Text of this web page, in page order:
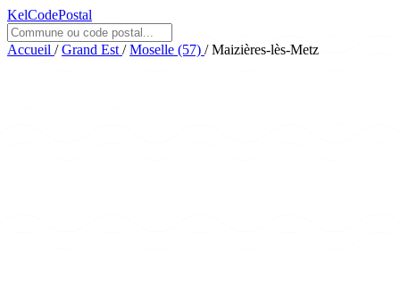
KelCodePostal
Accueil / Grand Est / Moselle (57) / Maizières-lès-Metz